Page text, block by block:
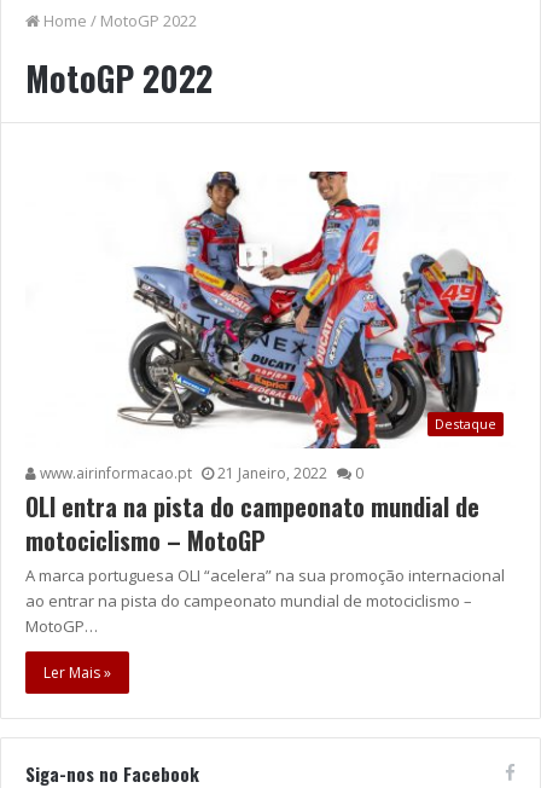
Home / MotoGP 2022
MotoGP 2022
Destaque
www.airinformacao.pt 21 Janeiro, 2022 0
OLI entra na pista do campeonato mundial de
motociclismo – MotoGP
A marca portuguesa OLI “acelera” na sua promoção internacional
ao entrar na pista do campeonato mundial de motociclismo –
MotoGP…
Ler Mais »
Siga-nos no Facebook